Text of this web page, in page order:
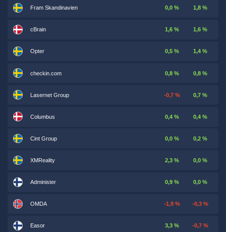
Fram Skandinavien 0,0 % 1,8 %
cBrain 1,6 % 1,6 %
Opter 0,5 % 1,4 %
checkin.com 0,8 % 0,8 %
Lasernet Group -0,7 % 0,7 %
Columbus 0,4 % 0,4 %
Cint Group 0,0 % 0,2 %
XMReality 2,3 % 0,0 %
Administer 0,9 % 0,0 %
OMDA -1,9 % -0,3 %
Easor 3,3 % -0,7 %